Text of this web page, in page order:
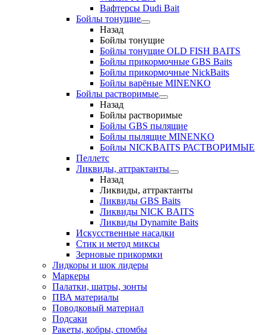
Вафтерсы Dudi Bait
Бойлы тонущие
Назад
Бойлы тонущие
Бойлы тонущие OLD FISH BAITS
Бойлы прикормочные GBS Baits
Бойлы прикормочные NickBaits
Бойлы варёные MINENKO
Бойлы растворимые
Назад
Бойлы растворимые
Бойлы GBS пылящие
Бойлы пылящие MINENKO
Бойлы NICKBAITS РАСТВОРИМЫЕ
Пеллетс
Ликвиды, аттрактанты
Назад
Ликвиды, аттрактанты
Ликвиды GBS Baits
Ликвиды NICK BAITS
Ликвиды Dynamite Baits
Искусственные насадки
Стик и метод миксы
Зерновые прикормки
Лидкоры и шок лидеры
Маркеры
Палатки, шатры, зонты
ПВА материалы
Поводковый материал
Подсаки
Ракеты, кобры, спомбы